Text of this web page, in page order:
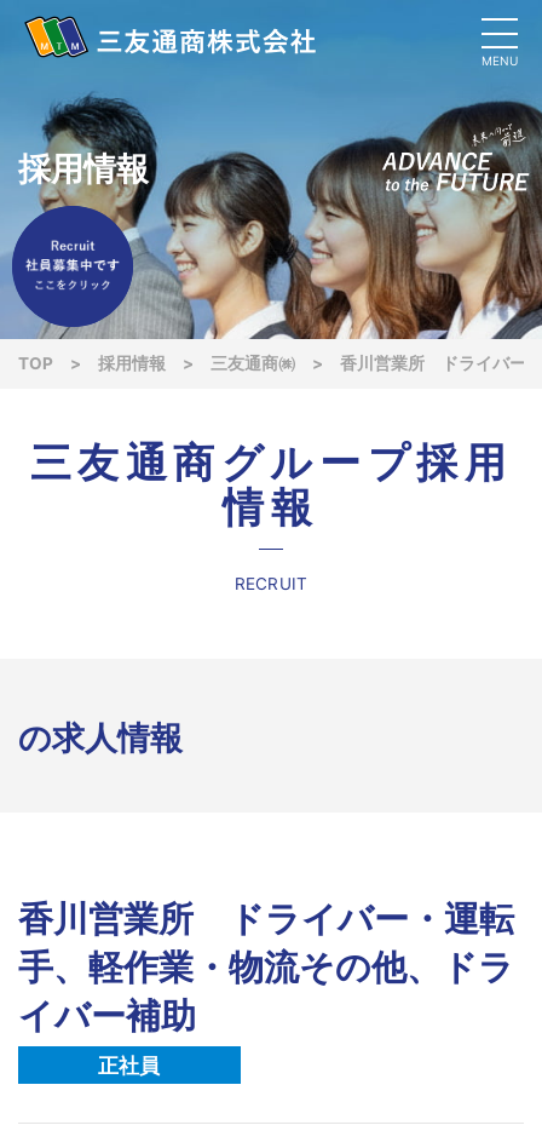
MENU
採用情報
TOP > 採用情報 > 三友通商㈱ > 香川営業所 ドライバー
三友通商グループ採用
情報
RECRUIT
の求人情報
香川営業所 ドライバー・運転
手、軽作業・物流その他、ドラ
イバー補助
正社員